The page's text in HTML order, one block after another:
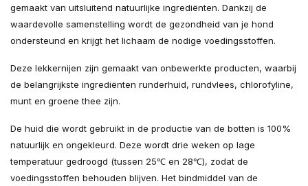
gemaakt van uitsluitend natuurlijke ingrediënten. Dankzij de
waardevolle samenstelling wordt de gezondheid van je hond
ondersteund en krijgt het lichaam de nodige voedingsstoffen.
Deze lekkernijen zijn gemaakt van onbewerkte producten, waarbij
de belangrijkste ingrediënten runderhuid, rundvlees, chlorofyline,
munt en groene thee zijn.
De huid die wordt gebruikt in de productie van de botten is 100%
natuurlijk en ongekleurd. Deze wordt drie weken op lage
temperatuur gedroogd (tussen 25℃ en 28℃), zodat de
voedingsstoffen behouden blijven. Het bindmiddel van de